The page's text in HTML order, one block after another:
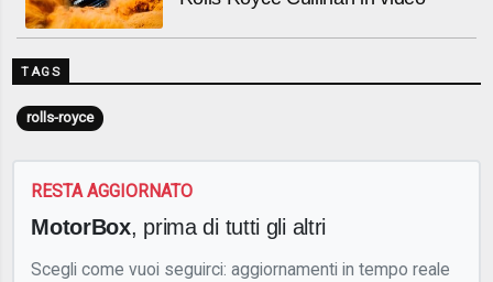
TAGS
rolls-royce
RESTA AGGIORNATO
MotorBox, prima di tutti gli altri
Scegli come vuoi seguirci: aggiornamenti in tempo reale